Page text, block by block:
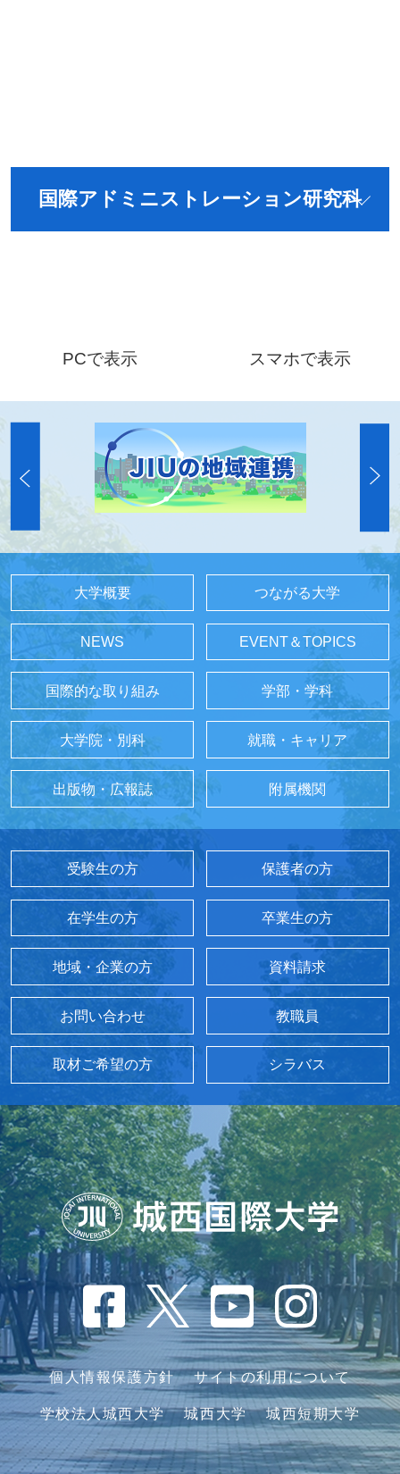
国際アドミニストレーション研究科
PCで表示 スマホで表示
大学概要 つながる大学
NEWS EVENT＆TOPICS
国際的な取り組み 学部・学科
大学院・別科 就職・キャリア
出版物・広報誌 附属機関
受験生の方 保護者の方
在学生の方 卒業生の方
地域・企業の方 資料請求
お問い合わせ 教職員
取材ご希望の方 シラバス
個人情報保護方針 サイトの利用について
学校法人城西大学 城西大学 城西短期大学